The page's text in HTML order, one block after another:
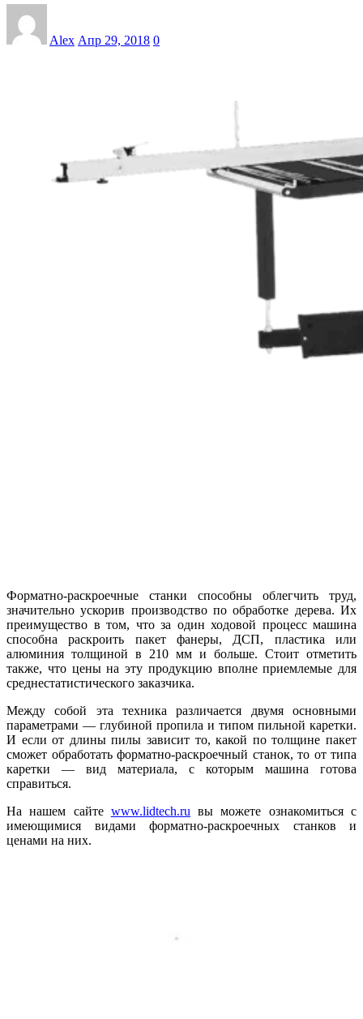
Alex Апр 29, 2018 0
Форматно-раскроечные станки способны облегчить труд,
значительно ускорив производство по обработке дерева. Их
преимущество в том, что за один ходовой процесс машина
способна раскроить пакет фанеры, ДСП, пластика или
алюминия толщиной в 210 мм и больше. Стоит отметить
также, что цены на эту продукцию вполне приемлемые для
среднестатистического заказчика.
Между собой эта техника различается двумя основными
параметрами — глубиной пропила и типом пильной каретки.
И если от длины пилы зависит то, какой по толщине пакет
сможет обработать форматно-раскроечный станок, то от типа
каретки — вид материала, с которым машина готова
справиться.
На нашем сайте www.lidtech.ru вы можете ознакомиться с
имеющимися видами форматно-раскроечных станков и
ценами на них.